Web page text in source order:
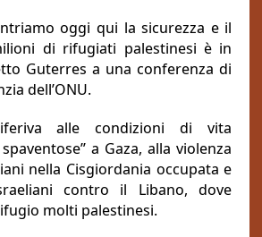
oggi qui la sicurezza e il
di rifugiati palestinesi è in
Guterres a una conferenza di
dell’ONU.
alle condizioni di vita
a Gaza, alla violenza
nella Cisgiordania occupata e
contro il Libano, dove
molti palestinesi.